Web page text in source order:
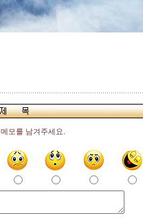
메모를 남겨주세요.